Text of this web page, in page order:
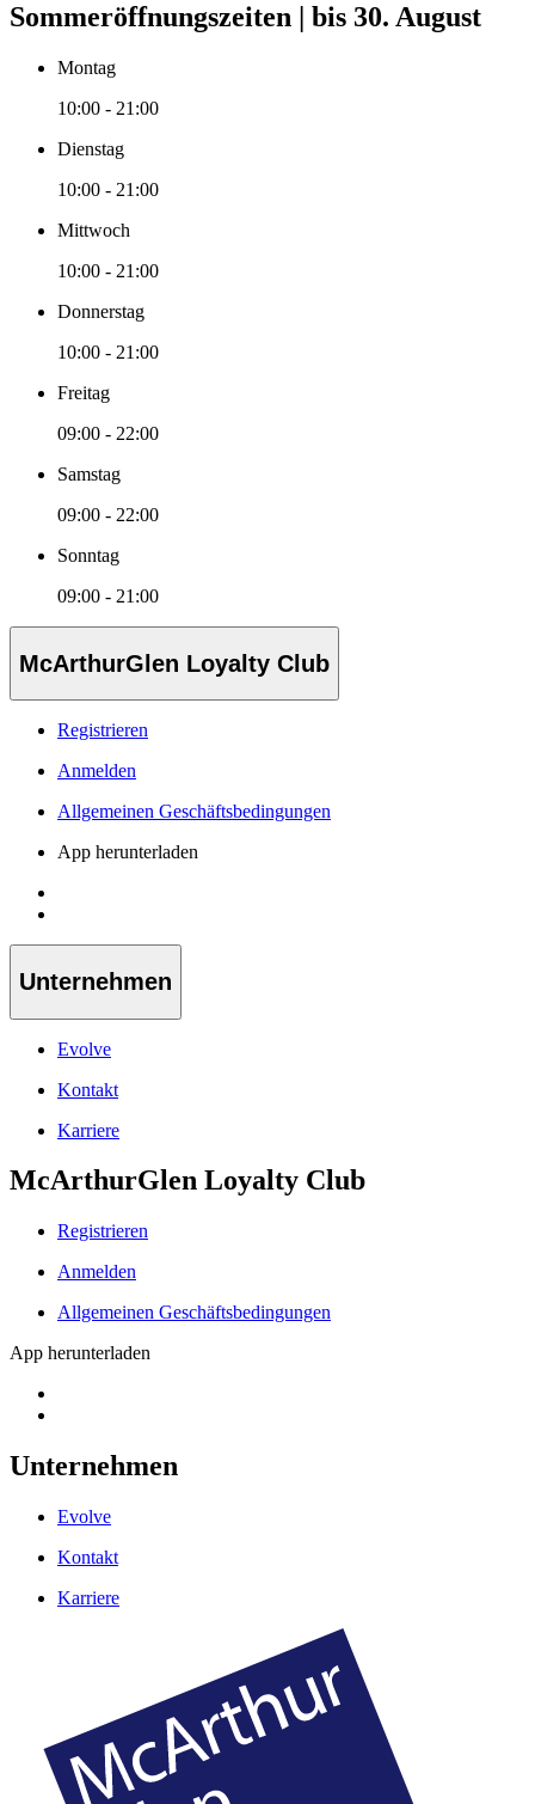
Sommeröffnungszeiten | bis 30. August
Montag
10:00 - 21:00
Dienstag
10:00 - 21:00
Mittwoch
10:00 - 21:00
Donnerstag
10:00 - 21:00
Freitag
09:00 - 22:00
Samstag
09:00 - 22:00
Sonntag
09:00 - 21:00
McArthurGlen Loyalty Club
Registrieren
Anmelden
Allgemeinen Geschäftsbedingungen
App herunterladen
Unternehmen
Evolve
Kontakt
Karriere
McArthurGlen Loyalty Club
Registrieren
Anmelden
Allgemeinen Geschäftsbedingungen
App herunterladen
Unternehmen
Evolve
Kontakt
Karriere